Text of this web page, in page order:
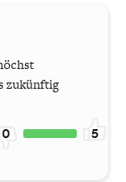
zukünftig
0 5